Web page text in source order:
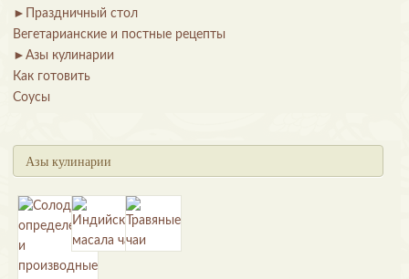
►
Праздничный стол
Вегетарианские и постные рецепты
► Азы кулинарии
Как готовить
Соусы
Азы кулинарии